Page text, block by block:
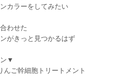
カラーをしてみたい
わせた
がきっと見つかるはず
▼
んご幹細胞トリートメント